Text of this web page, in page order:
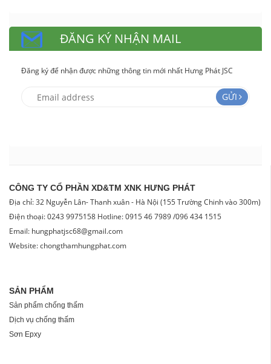
ĐĂNG KÝ NHẬN MAIL
Đăng ký để nhận được những thông tin mới nhất Hưng Phát JSC
GỬI
CÔNG TY CỔ PHẦN XD&TM XNK HƯNG PHÁT
Địa chỉ: 32 Nguyễn Lân- Thanh xuân - Hà Nội (155 Trường Chinh vào 300m)
Điện thoại: 0243 9975158 Hotline: 0915 46 7989 /096 434 1515
Email: hungphatjsc68@gmail.com
Website: chongthamhungphat.com
SẢN PHẨM
Sản phẩm chống thấm
Dịch vụ chống thấm
Sơn Epxy